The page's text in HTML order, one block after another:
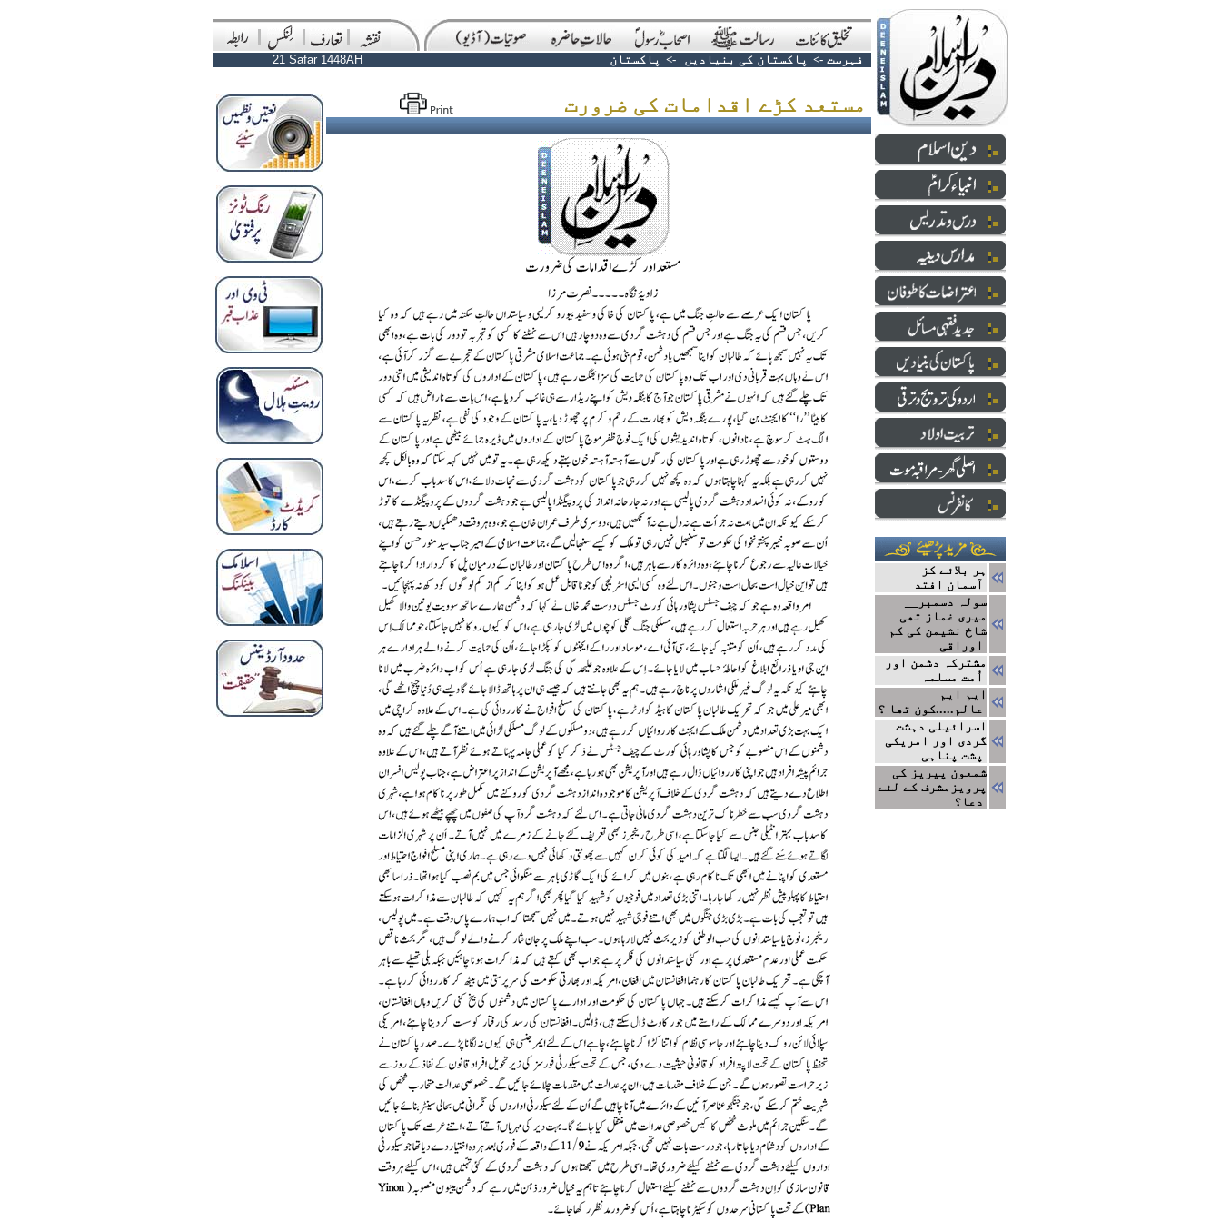
21 Safar 1448AH فہرست -> پاکستان کی بنیادیں -> پاکستان
ہر بلائے کز
آسمان افتد
سولہ دسمبر__
میری غماز تھی
شاخ نشیمن کی کم
اوراقی
مشترکہ دشمن اور
اُمت مسلمہ
ایم ایم
عالم.....کون تھا ؟
اسرائیلی دہشت
گردی اور امریکی
پشت پناہی
شمعون پیریز کی
پرویزمشرف کے لئے
دعا؟